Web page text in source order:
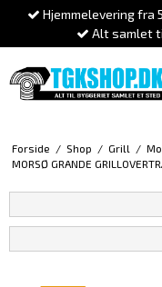
Hjemmelevering fra
Alt samlet
Forside / Shop / Grill /
MORSØ GRANDE